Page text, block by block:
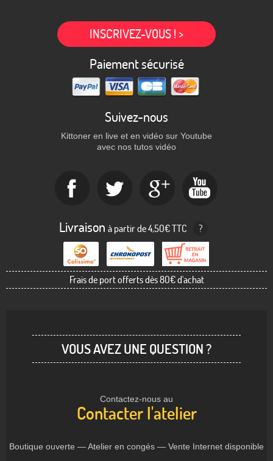
INSCRIVEZ-VOUS ! >
Paiement sécurisé
Suivez-nous
Kittoner en live et en vidéo sur Youtube
avec nos tutos vidéo
Livraison à partir de 4,50€ TTC ?
Frais de port offerts dès 80€ d'achat
VOUS AVEZ UNE QUESTION ?
Contactez-nous au
Contacter l'atelier
Boutique ouverte — Atelier en congés — Vente Internet disponible